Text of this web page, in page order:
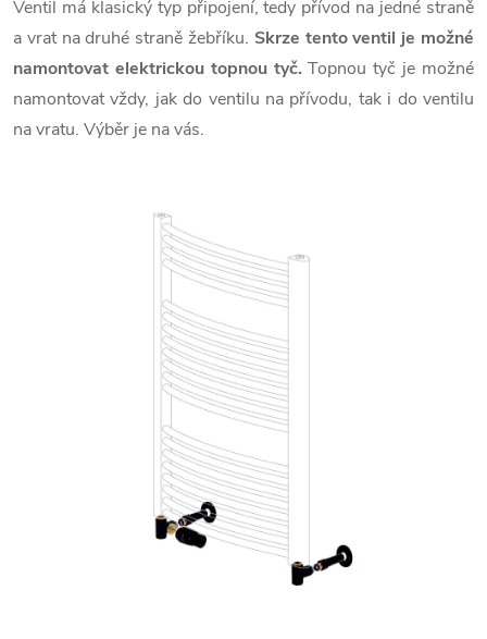
Ventil má klasický typ připojení, tedy přívod na jedné straně
a vrat na druhé straně žebříku. Skrze tento ventil je možné
namontovat elektrickou topnou tyč. Topnou tyč je možné
namontovat vždy, jak do ventilu na přívodu, tak i do ventilu
na vratu. Výběr je na vás.